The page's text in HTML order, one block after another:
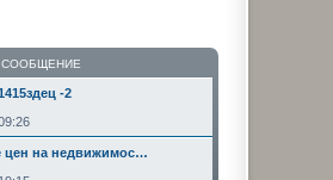
-2
цен на недвижимос…